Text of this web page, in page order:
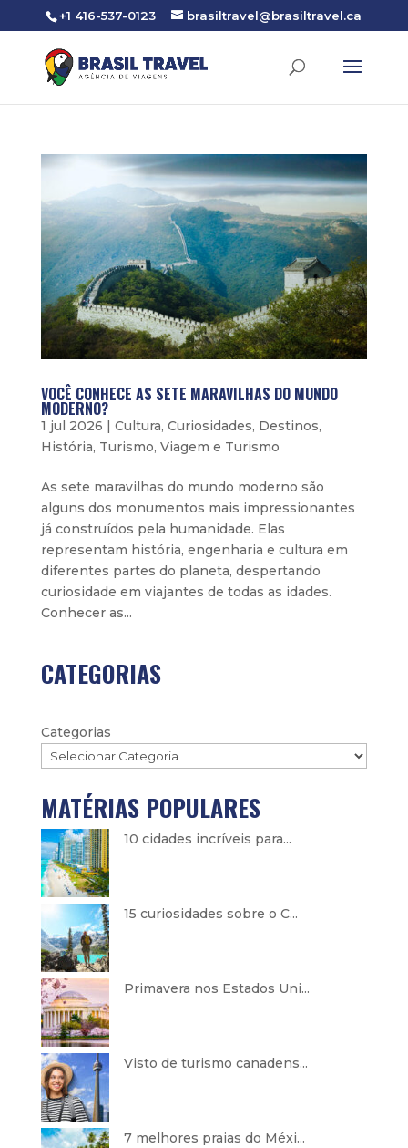
+1 416-537-0123 brasiltravel@brasiltravel.ca
VOCÊ CONHECE AS SETE MARAVILHAS DO MUNDO
MODERNO?
1 jul 2026 Cultura, Curiosidades, Destinos,
História, Turismo, Viagem e Turismo
As sete maravilhas do mundo moderno são
alguns dos monumentos mais impressionantes
já construídos pela humanidade. Elas
representam história, engenharia e cultura em
diferentes partes do planeta, despertando
curiosidade em viajantes de todas as idades.
Conhecer as...
CATEGORIAS
Categorias
MATÉRIAS POPULARES
10 cidades incríveis para...
15 curiosidades sobre o C...
Primavera nos Estados Uni...
Visto de turismo canadens...
7 melhores praias do Méxi...